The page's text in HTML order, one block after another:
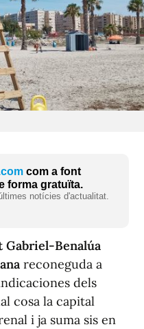
com a font
forma gratuïta.
notícies d'actualitat.
Gabriel-Benalúa
reconeguda a
dels
cosa la capital
i ja suma sis en